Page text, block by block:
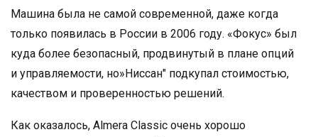
Машина была не самой современной, даже когда
только появилась в России в 2006 году. «Фокус» был
куда более безопасный, продвинутый в плане опций
и управляемости, но»Ниссан" подкупал стоимостью,
качеством и проверенностью решений.
Как оказалось, Almera Classic очень хорошо